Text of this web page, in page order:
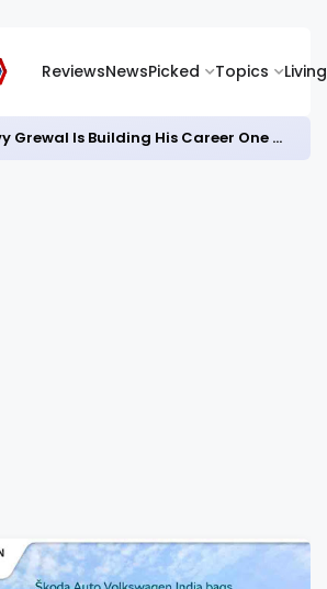
ReviewsNewsPicked Topics Living
Animal Actor Davy Grewal Is Building His Career One Role at a Time- from Courtrooms to Cinema